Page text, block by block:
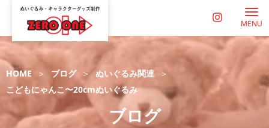
MENU
HOME ブログ
ぬいぐるみ関連
こどもにゃんこ〜20cmぬいぐるみ
ブログ